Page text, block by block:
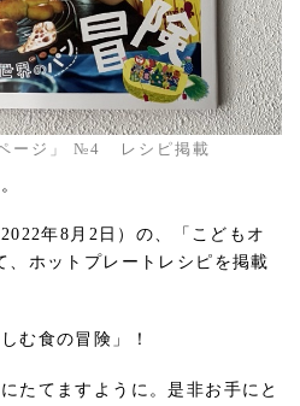
ページ」 №4 レシピ掲載
年8月2日）の、「こどもオ
ホットプレートレシピを掲載
む食の冒険」！
たてますように。是非お手にと